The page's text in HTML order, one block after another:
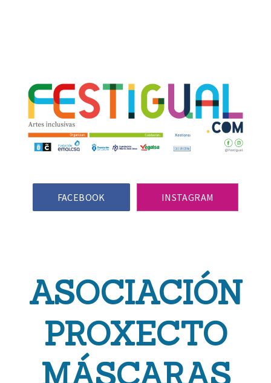
FACEBOOK INSTAGRAM
ASOCIACIÓN
PROXECTO